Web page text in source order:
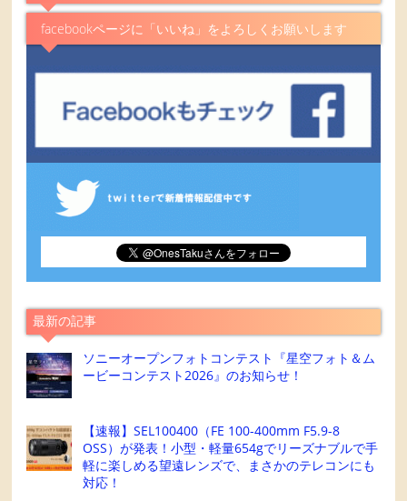
facebookページに「いいね」をよろしくお願いします
最新の記事
ソニーオープンフォトコンテスト『星空フォト＆ム
ービーコンテスト2026』のお知らせ！
【速報】SEL100400（FE 100-400mm F5.9-8
OSS）が発表！小型・軽量654gでリーズナブルで手
軽に楽しめる望遠レンズで、まさかのテレコンにも
対応！